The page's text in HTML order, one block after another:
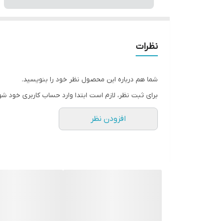
نظرات
شما هم درباره این محصول نظر خود را بنویسید.
برای ثبت نظر، لازم است ابتدا وارد حساب کاربری خود
افزودن نظر